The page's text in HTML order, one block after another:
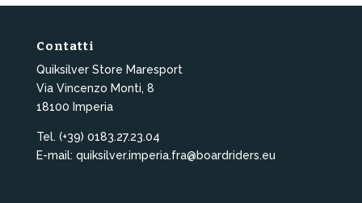
Contatti
Quiksilver Store Maresport
Via Vincenzo Monti, 8
18100 Imperia
Tel. (+39) 0183.27.23.04
E-mail: quiksilver.imperia.fra@boardriders.eu